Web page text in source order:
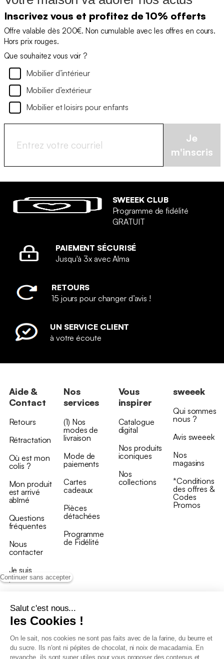
Continuer sans accepter
Salut c'est nous...
les Cookies !
On le sait, nos cookies ne sont pas faits avec de la farine, du beurre et
du sucre. Ils n’ont ni pépites de chocolat, ni noix de macadamia. En
revanche, ils sont super utiles pour vous proposer des contenus et
Inscrivez vous et profitez de 10% offerts
Offre valable dès 200€. Non cumulable avec les offres en cours.
Hors prix rouges.
Que souhaitez vous voir ?
Mobilier d’intérieur
Mobilier d’extérieur
Mobilier et loisirs pour enfants
Je
m'inscris
SWEEEK CLUB
Programme de fidélité
GRATUIT
PAIEMENT SÉCURISÉ
Jusqu'à 3x avec Alma
RETOURS
15 jours pour changer d’avis !
UN SERVICE CLIENT
à votre écoute
Aide &
Contact
Retours
Rétractation
Où est mon
colis ?
Mon produit
est arrivé
abîmé
Questions
fréquentes
Nous
contacter
Je suis
professionnel
Nos
services
(1) Nos
modes de
livraison
Mode de
paiements
Cartes
cadeaux
Pièces
détachées
Programme
de Fidélité
Vous
inspirer
Catalogue
digital
Nos produits
iconiques
Nos
collections
sweeek
Qui sommes
nous ?
Avis sweeek
Nos
magasins
*Conditions
des offres &
Codes
Promos
Conditions générales de vente
Conditions générales du programme de fidélité